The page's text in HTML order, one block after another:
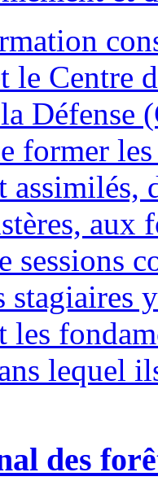
le Centre
Défense
former
assimilés,
aux
sessions
stagiaires
les
lequel
des